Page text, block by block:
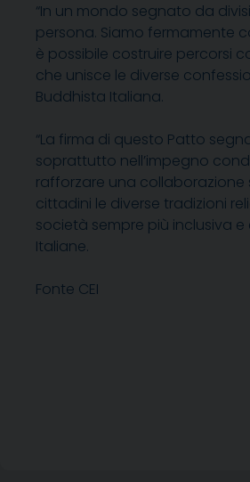
“In un mondo segnato da
persona. Siamo fermamente
è possibile costruire percorsi
che unisce le diverse
Buddhista Italiana.
“La firma di questo Patto
soprattutto nell’impegno
rafforzare una
cittadini le diverse tradizioni
società sempre più inclusiva e
Italiane.
Fonte CEI